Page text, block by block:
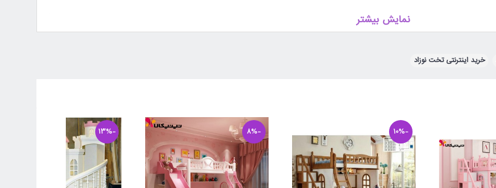
نمایش بیشتر
خرید اینترنتی تخت نوزاد
-10%
-8%
-13%